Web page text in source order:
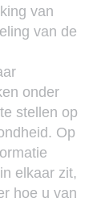
van
van de
onder
stellen op
Op
elkaar zit,
hoe u van